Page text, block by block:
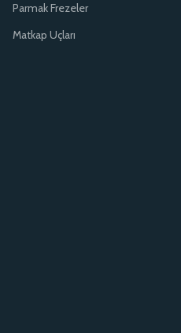
Parmak Frezeler
Matkap Uçları